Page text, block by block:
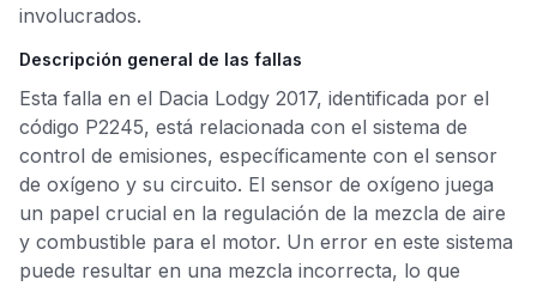
involucrados.
Descripción general de las fallas
Esta falla en el Dacia Lodgy 2017, identificada por el
código P2245, está relacionada con el sistema de
control de emisiones, específicamente con el sensor
de oxígeno y su circuito. El sensor de oxígeno juega
un papel crucial en la regulación de la mezcla de aire
y combustible para el motor. Un error en este sistema
puede resultar en una mezcla incorrecta, lo que